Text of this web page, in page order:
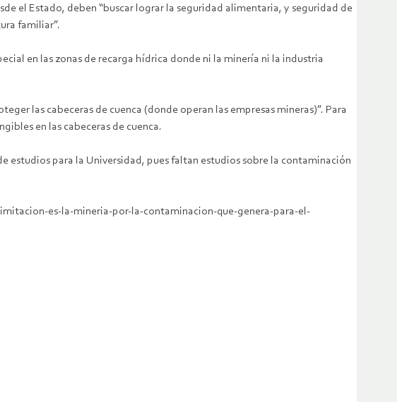
el Estado, deben “buscar lograr la seguridad alimentaria, y seguridad de
familiar”.
en las zonas de recarga hídrica donde ni la minería ni la industria
las cabeceras de cuenca (donde operan las empresas mineras)”. Para
en las cabeceras de cuenca.
estudios para la Universidad, pues faltan estudios sobre la contaminación
es-la-mineria-por-la-contaminacion-que-genera-para-el-